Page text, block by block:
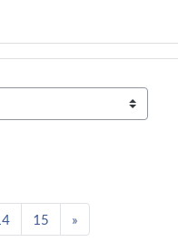
13
Pagina 14
15Pagina 15
»Pagina successiva